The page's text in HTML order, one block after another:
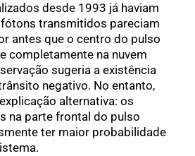
desde 1993 já haviam
transmitidos pareciam
antes que o centro do pulso
completamente na nuvem
sugeria a existência
negativo. No entanto,
alternativa: os
na parte frontal do pulso
ter maior probabilidade